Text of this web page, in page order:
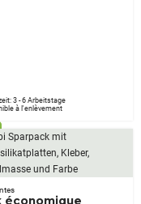
3 - 6 Arbeitstage
à l'enlèvement
économique